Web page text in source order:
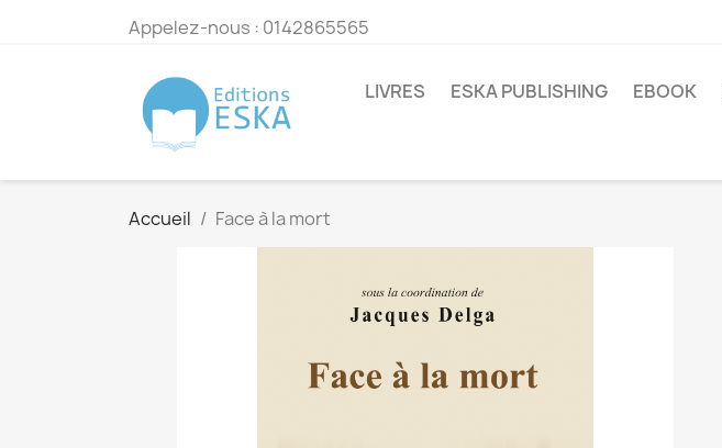
Appelez-nous : 0142865565
LIVRES ESKA PUBLISHING EBOOK
Accueil Face à la mort